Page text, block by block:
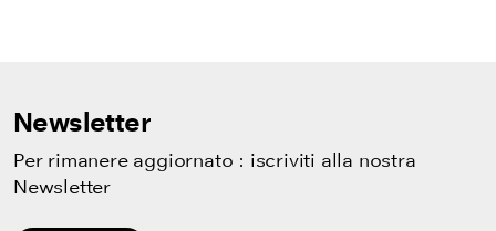
Newsletter
Per rimanere aggiornato : iscriviti alla nostra
Newsletter